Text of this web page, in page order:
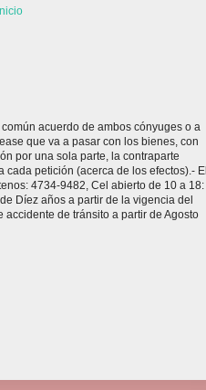
Inicio
acuerdo de ambos cónyuges o a
que va a pasar con los bienes, con
por una sola parte, la contraparte
petición (acerca de los efectos).- El
4734-9482, Cel abierto de 10 a 18:
Díez años a partir de la vigencia del
de tránsito a partir de Agosto